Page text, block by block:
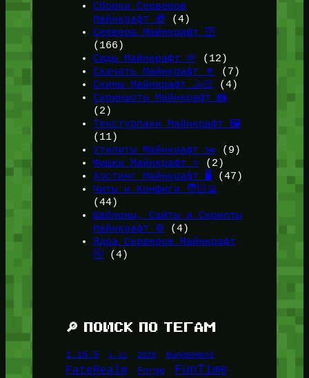
Сборки Серверов
Майнкрафт 🎁 (4)
Сервера Майнкрафт 🛜
(166)
Сиды Майнкрафт 🌱
(12)
Скачать Майнкрафт 🔽
(7)
Скины Майнкрафт 🤹🏻
(4)
Скриншоты Майнкрафт 📸
(2)
Текстурпаки Майнкрафт 🖼️
(11)
Утилиты Майнкрафт ✂️ (9)
Фишки Майнкрафт ⭐(2)
Хостинг Майнкрафт 🖥️ (47)
Читы и Конфиги 🧑🏻‍💻
(44)
Шаблоны, Сайты и Скрипты
Майнкрафт ⚙️ (4)
Ядра Серверов Майнкрафт
🚰(4)
🔎 ПОИСК ПО ТЕГАМ
1.16.5 1.21 2026 BungeeHost
FateRealm Forge FunTime